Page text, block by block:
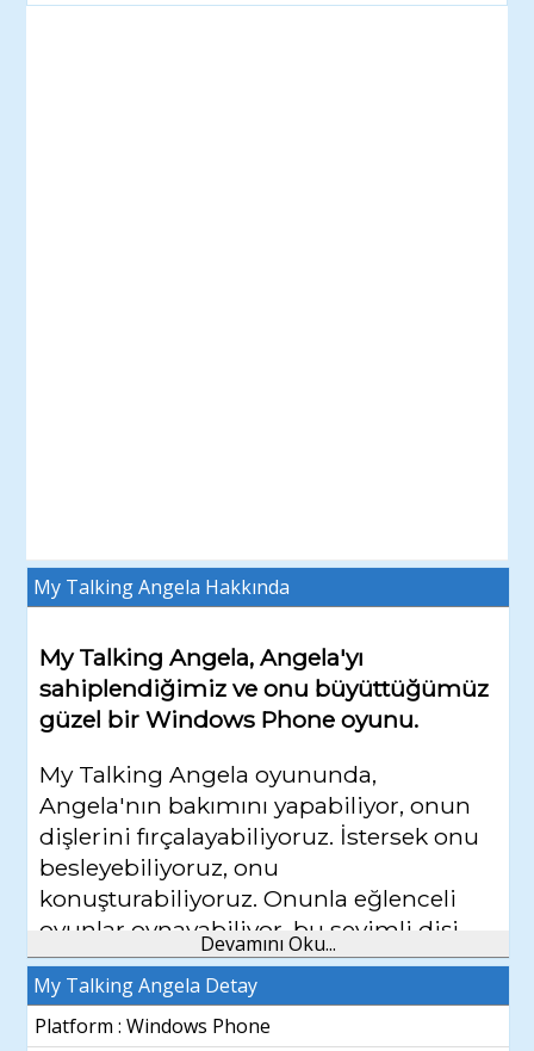
My Talking Angela Hakkında
My Talking Angela, Angela'yı
sahiplendiğimiz ve onu büyüttüğümüz
güzel bir Windows Phone oyunu.
My Talking Angela oyununda,
Angela'nın bakımını yapabiliyor, onun
dişlerini fırçalayabiliyoruz. İstersek onu
besleyebiliyoruz, onu
konuşturabiliyoruz. Onunla eğlenceli
oyunlar oynayabiliyor, bu sevimli dişi
kedinin büyümesini izleyebiliyoruz.
My Talking Angela oyununda
Angela'nın karnına basıp
Devamını Oku...
My Talking Angela Detay
Platform : Windows Phone